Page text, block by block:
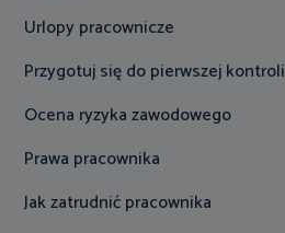
Urlopy pracownicze
Przygotuj się do pierwszej kontroli
Ocena ryzyka zawodowego
Prawa pracownika
Jak zatrudnić pracownika